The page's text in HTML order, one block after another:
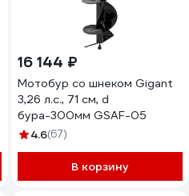
16 144 ₽
Мотобур со шнеком Gigant
3,26 л.с., 71 см, d
бура-300мм GSAF-05
4.6(67)
В корзину